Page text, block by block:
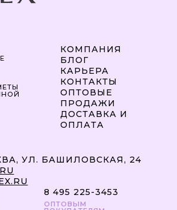
КОМПАНИЯ
БЛОГ
КАРЬЕРА
КОНТАКТЫ
ОПТОВЫЕ
ПРОДАЖИ
ДОСТАВКА И
ОПЛАТА
УЛ. БАШИЛОВСКАЯ, 24
8 495 225-3453
ОПТОВЫМ